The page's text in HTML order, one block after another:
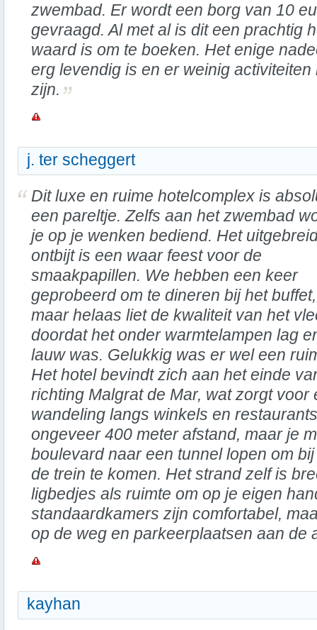
zwembad. Er wordt een borg van 10
gevraagd. Al met al is dit een prachtig
waard is om te boeken. Het enige
erg levendig is en er weinig
zijn.
j. ter scheggert
Dit luxe en ruime hotelcomplex is
een pareltje. Zelfs aan het zwembad
je op je wenken bediend. Het
ontbijt is een waar feest voor de
smaakpapillen. We hebben een keer
geprobeerd om te dineren bij het buffet,
maar helaas liet de kwaliteit van het
doordat het onder warmtelampen lag
lauw was. Gelukkig was er wel een
Het hotel bevindt zich aan het einde
richting Malgrat de Mar, wat zorgt
wandeling langs winkels en
ongeveer 400 meter afstand, maar je
boulevard naar een tunnel lopen om
de trein te komen. Het strand zelf is
ligbedjes als ruimte om op je eigen
standaardkamers zijn comfortabel,
op de weg en parkeerplaatsen aan de
kayhan